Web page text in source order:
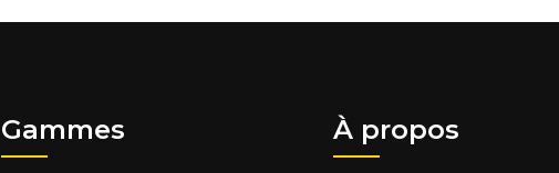
Gammes À propos